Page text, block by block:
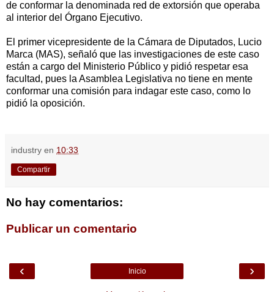
de conformar la denominada red de extorsión que operaba
al interior del Órgano Ejecutivo.
El primer vicepresidente de la Cámara de Diputados, Lucio
Marca (MAS), señaló que las investigaciones de este caso
están a cargo del Ministerio Público y pidió respetar esa
facultad, pues la Asamblea Legislativa no tiene en mente
conformar una comisión para indagar este caso, como lo
pidió la oposición.
industry en 10:33
Compartir
No hay comentarios:
Publicar un comentario
‹ ›
Inicio